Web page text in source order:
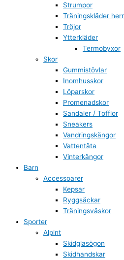
Strumpor
Träningskläder herr
Tröjor
Ytterkläder
Termobyxor
Skor
Gummistövlar
Inomhusskor
Löparskor
Promenadskor
Sandaler / Tofflor
Sneakers
Vandringskängor
Vattentäta
Vinterkängor
Barn
Accessoarer
Kepsar
Ryggsäckar
Träningsväskor
Sporter
Alpint
Skidglasögon
Skidhandskar